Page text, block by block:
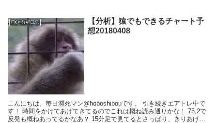
FXと分析日記
【分析】猿でもできるチャート予
想20180408
こんにちは、毎日瀕死マン@hoboshibouです。 引き続きエアトレ中で
す！ 時間をかけてあげてきてるのでこれは概ね読み通りかな！ 75,2で
反発も概ねあってるかなあ？ 15分足で見てるとさっぱり、きりあげて